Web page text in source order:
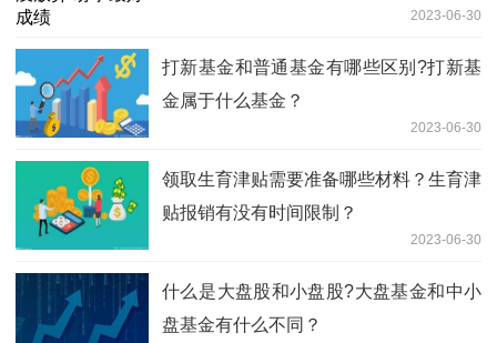
2023-06-30
打新基金和普通基金有哪些区别?打新基
金属于什么基金？
2023-06-30
领取生育津贴需要准备哪些材料？生育津
贴报销有没有时间限制？
2023-06-30
什么是​大盘股和小盘股?大盘基金和中小
盘基金有什么不同？